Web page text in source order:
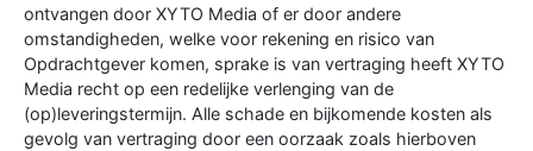
ontvangen door XYTO Media of er door andere
omstandigheden, welke voor rekening en risico van
Opdrachtgever komen, sprake is van vertraging heeft XYTO
Media recht op een redelijke verlenging van de
(op)leveringstermijn. Alle schade en bijkomende kosten als
gevolg van vertraging door een oorzaak zoals hierboven